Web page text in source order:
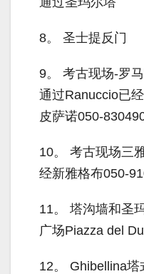
8。 圣士提反门
9。
考古现场-罗
通过Ranuccio已
皮萨诺050-
10。
考古现场三
经新雅格布050-
11。
塔沟墙和圣
广场Piazza del
12。
Ghibellina塔